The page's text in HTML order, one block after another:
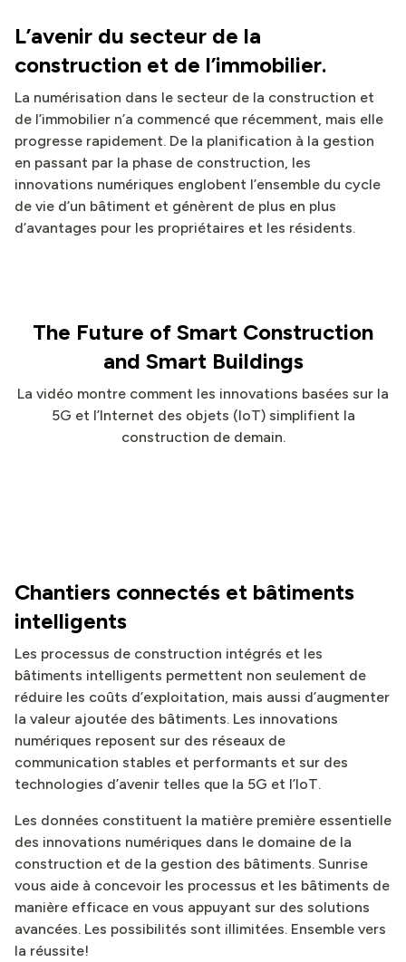
L’avenir du secteur de la
construction et de l’immobilier.
La numérisation dans le secteur de la construction et
de l’immobilier n’a commencé que récemment, mais elle
progresse rapidement. De la planification à la gestion
en passant par la phase de construction, les
innovations numériques englobent l’ensemble du cycle
de vie d’un bâtiment et génèrent de plus en plus
d’avantages pour les propriétaires et les résidents.
The Future of Smart Construction
and Smart Buildings
La vidéo montre comment les innovations basées sur la
5G et l’Internet des objets (IoT) simplifient la
construction de demain.
Chantiers connectés et bâtiments
intelligents
Les processus de construction intégrés et les
bâtiments intelligents permettent non seulement de
réduire les coûts d’exploitation, mais aussi d’augmenter
la valeur ajoutée des bâtiments. Les innovations
numériques reposent sur des réseaux de
communication stables et performants et sur des
technologies d’avenir telles que la 5G et l’IoT.
Les données constituent la matière première essentielle
des innovations numériques dans le domaine de la
construction et de la gestion des bâtiments. Sunrise
vous aide à concevoir les processus et les bâtiments de
manière efficace en vous appuyant sur des solutions
avancées. Les possibilités sont illimitées. Ensemble vers
la réussite!